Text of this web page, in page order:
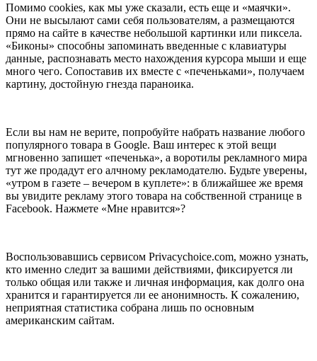
Помимо cookies, как мы уже сказали, есть еще и «маячки».
Они не высылают сами себя пользователям, а размещаются
прямо на сайте в качестве небольшой картинки или пиксела.
«Биконы» способны запоминать введенные с клавиатуры
данные, распознавать место нахождения курсора мыши и еще
много чего. Сопоставив их вместе с «печеньками», получаем
картину, достойную гнезда параноика.
Если вы нам не верите, попробуйте набрать название любого
популярного товара в Google. Ваш интерес к этой вещи
мгновенно запишет «печенька», а воротилы рекламного мира
тут же продадут его алчному рекламодателю. Будьте уверены,
«утром в газете – вечером в куплете»: в ближайшее же время
вы увидите рекламу этого товара на собственной странице в
Facebook. Нажмете «Мне нравится»?
Воспользовавшись сервисом Privacychoice.com, можно узнать,
кто именно следит за вашими действиями, фиксируется ли
только общая или также и личная информация, как долго она
хранится и гарантируется ли ее анонимность. К сожалению,
неприятная статистика собрана лишь по основным
американским сайтам.